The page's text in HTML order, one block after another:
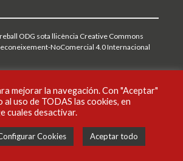
ODG sotallicència Creative Commons
NoComercial 4.0 Internacional
notice and privacy policy
mejorar la navegación. Con "Aceptar"
uso de TODAS las cookies, en
cuales desactivar.
Cookies Aceptar todo
CAT ESP ENG